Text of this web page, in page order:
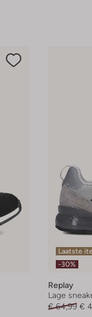
Laatste
-30%
Replay
Lage
€ 64,99 €